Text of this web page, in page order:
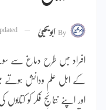
Byابویحییٰ
افراد جس طرح دماغ سے
کے اہل علم ودانش ہوتے
اور اپنے نتائجِ فکر کو